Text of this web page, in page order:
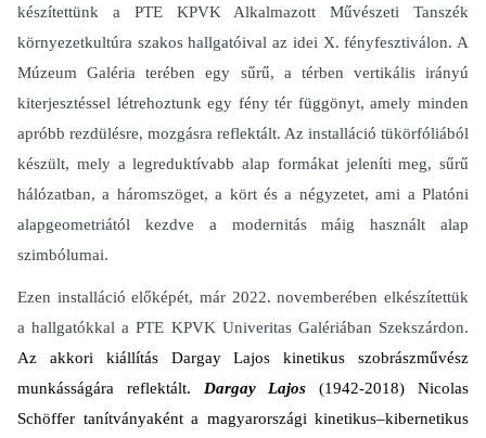
készítettünk a PTE KPVK Alkalmazott Művészeti Tanszék
környezetkultúra szakos hallgatóival az idei X. fényfesztiválon. A
Múzeum Galéria terében egy sűrű, a térben vertikális irányú
kiterjesztéssel létrehoztunk egy fény tér függönyt, amely minden
apróbb rezdülésre, mozgásra reflektált. Az installáció tükörfóliából
készült, mely a legreduktívabb alap formákat jeleníti meg, sűrű
hálózatban, a háromszöget, a kört és a négyzetet, ami a Platóni
alapgeometriától kezdve a modernitás máig használt alap
szimbólumai.
Ezen installáció előképét, már 2022. novemberében elkészítettük
a hallgatókkal a PTE KPVK Univeritas Galériában Szekszárdon.
Az akkori kiállítás Dargay Lajos kinetikus szobrászművész
munkásságára reflektált. Dargay Lajos (1942-2018) Nicolas
Schöffer tanítványaként a magyarországi kinetikus–kibernetikus